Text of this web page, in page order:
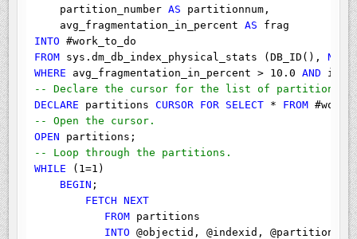
    partition_number
AS partitionnum,
    avg_fragmentation_in_percent
AS
INTO
FROM sys.dm_db_index_physical_stats (DB_ID(), NULL
WHERE avg_fragmentation_in_percent > 10.0 AND
-- Declare the cursor for the list of partitions to
DECLARE partitions CURSOR FOR SELECT * FROM
-- Open the cursor.
OPEN
-- Loop through the partitions.
WHILE (1=1)
BEGIN ;
FETCH
NEXT
FROM partitions
INTO @objectid, @indexid,